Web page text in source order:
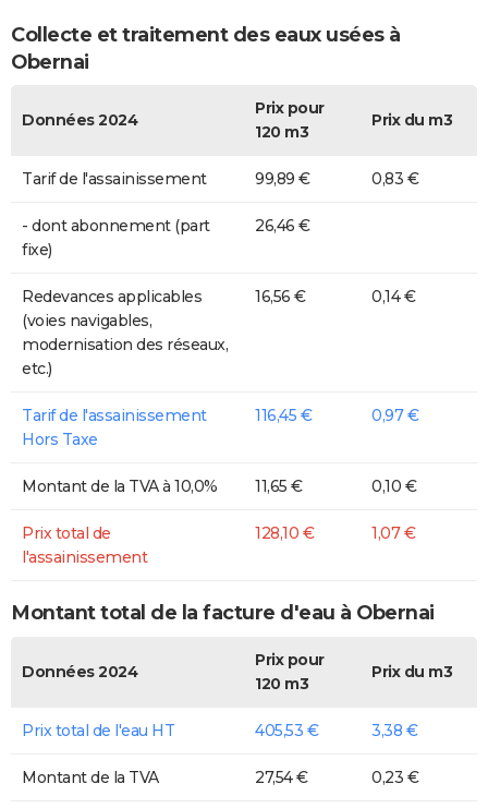
Collecte et traitement des eaux usées à
Obernai
Données 2024
Prix pour
120 m3
Prix du m3
Tarif de l'assainissement 99,89 € 0,83 €
- dont abonnement (part
fixe)
26,46 €
Redevances applicables
(voies navigables,
modernisation des réseaux,
etc.)
16,56 € 0,14 €
Tarif de l'assainissement
Hors Taxe
116,45 € 0,97 €
Montant de la TVA à 10,0% 11,65 € 0,10 €
Prix total de
l'assainissement
128,10 € 1,07 €
Montant total de la facture d'eau à Obernai
Données 2024
Prix pour
120 m3
Prix du m3
Prix total de l'eau HT 405,53 € 3,38 €
Montant de la TVA 27,54 € 0,23 €